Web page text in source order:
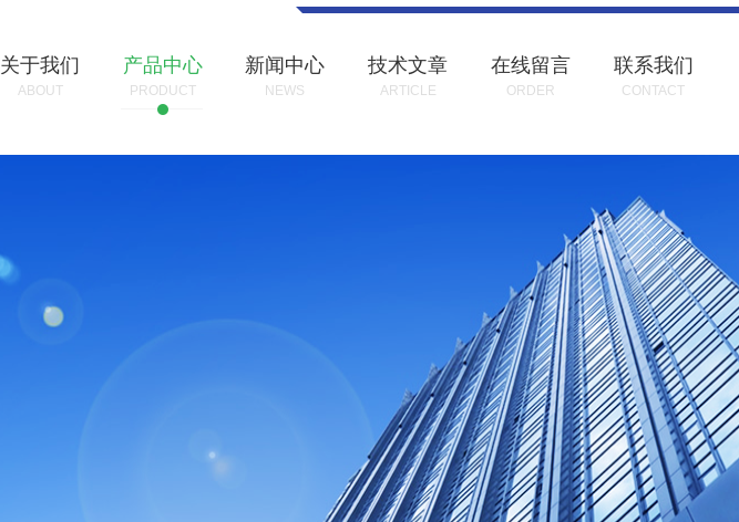
关于我们
ABOUT
产品中心
PRODUCT
新闻中心
NEWS
技术文章
ARTICLE
在线留言
ORDER
联系我们
CONTACT